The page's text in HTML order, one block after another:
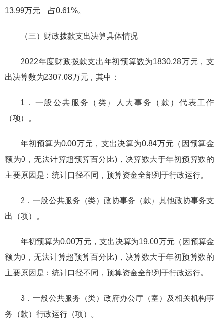
13.99万元，占0.61%。
（三）财政拨款支出决算具体情况
2022年度财政拨款支出年初预算数为1830.28万元，支
出决算数为2307.08万元，其中：
1．一般公共服务（类）人大事务（款）代表工作
（项）。
年初预算为0.00万元，支出决算为0.84万元（因预算金
额为0，无法计算超预算百分比)，决算数大于年初预算数的
主要原因是：统计口径不同，预算资金全部列于行政运行。
2．一般公共服务（类）政协事务（款）其他政协事务支
出（项）。
年初预算为0.00万元，支出决算为19.00万元（因预算金
额为0，无法计算超预算百分比)，决算数大于年初预算数的
主要原因是：统计口径不同，预算资金全部列于行政运行。
3．一般公共服务（类）政府办公厅（室）及相关机构事
务（款）行政运行（项）。